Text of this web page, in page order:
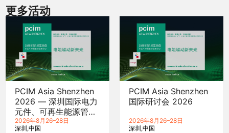
更多活动
PCIM Asia Shenzhen
2026 — 深圳国际电力
元件、可再生能源管理
展览会暨研讨会
2026年8月26–28日
深圳 中国
PCIM Asia Shenzhen
国际研讨会 2026
2026年8月26–28日
深圳 中国